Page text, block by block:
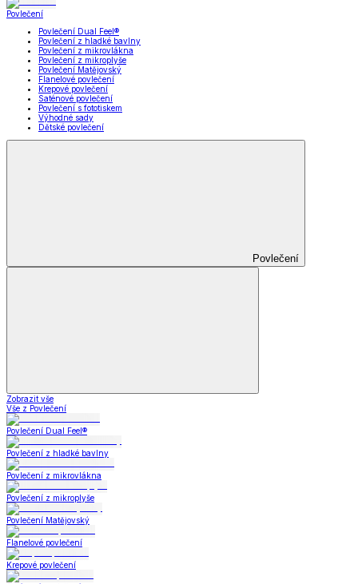
Povlečení
Povlečení Dual Feel®
Povlečení z hladké bavlny
Povlečení z mikrovlákna
Povlečení z mikroplyše
Povlečení Matějovský
Flanelové povlečení
Krepové povlečení
Saténové povlečení
Povlečení s fototiskem
Výhodné sady
Dětské povlečení
Povlečení
Zobrazit vše
Vše z Povlečení
Povlečení Dual Feel®
Povlečení z hladké bavlny
Povlečení z mikrovlákna
Povlečení z mikroplyše
Povlečení Matějovský
Flanelové povlečení
Krepové povlečení